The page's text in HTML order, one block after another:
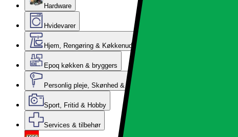
Hardware
Hvidevarer
Hjem, Rengøring & Køkkenudstyr
Epoq køkken & bryggers
Personlig pleje, Skønhed & Velvære
Sport, Fritid & Hobby
Services & tilbehør